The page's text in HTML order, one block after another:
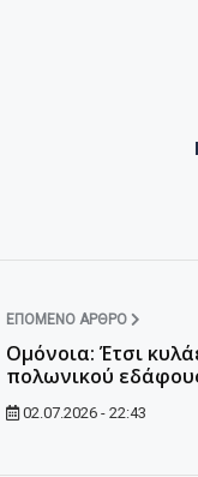
ΕΠΌΜΕΝΟ ΆΡΘΡΟ
Ομόνοια: Έτσι
πολωνικού
02.07.2026 - 22:43